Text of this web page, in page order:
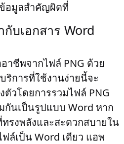
อมูลสำคัญผิดที่
บเอกสาร Word
าชีพจากไฟล์ PNG ด้วย
ริการที่ใช้งานง่ายนี้จะ
วโดยการรวมไฟล์ PNG
นเป็นรูปแบบ Word หาก
รงพลังและสะดวกสบายใน
ล์เป็น Word เดียว แอพ